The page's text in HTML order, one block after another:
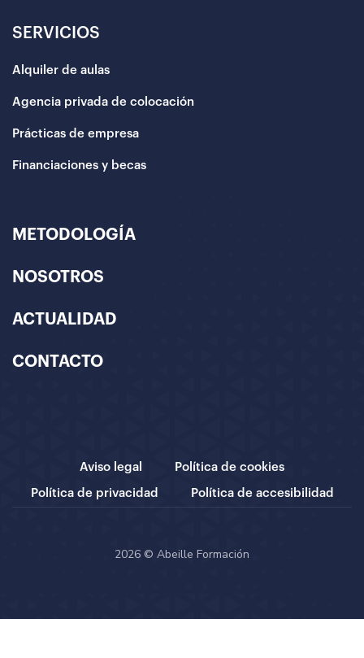
SERVICIOS
Alquiler de aulas
Agencia privada de colocación
Prácticas de empresa
Financiaciones y becas
METODOLOGÍA
NOSOTROS
ACTUALIDAD
CONTACTO
Aviso legal Política de cookies
Política de privacidad Política de accesibilidad
2026 © Abeille Formación